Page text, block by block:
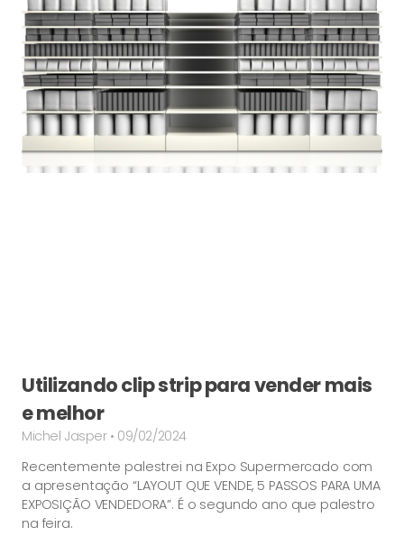
Utilizando clip strip para vender mais
e melhor
Michel Jasper 09/02/2024
Recentemente palestrei na Expo Supermercado com
a apresentação “LAYOUT QUE VENDE, 5 PASSOS PARA UMA
EXPOSIÇÃO VENDEDORA”. É o segundo ano que palestro
na feira.